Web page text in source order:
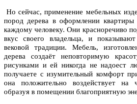
Но сейчас, применение мебельных
пород дерева в оформлении квартиры
каждому человеку. Они красноречиво
вкус своего владельца, и
вековой традиции. Мебель,
дерева создаёт неповторимую
рисунками и ей никогда не надоест
получаете с изумительный комфорт
она положительно воздействует на
образуя в помещении благоприятную